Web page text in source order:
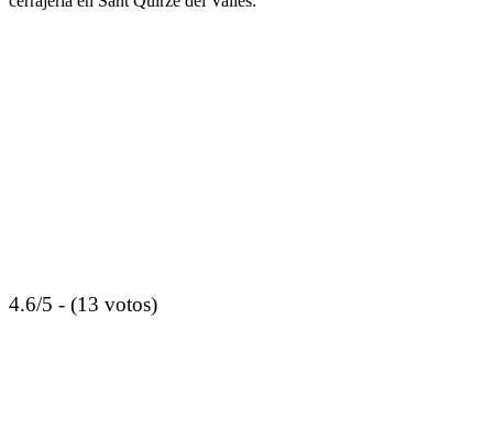
4.6/5 - (13 votos)